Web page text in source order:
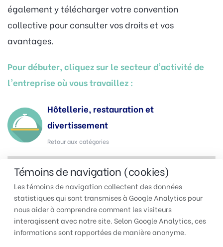
Témoins de navigation (cookies)
Les témoins de navigation collectent des données
statistiques qui sont transmises à Google Analytics pour
nous aider à comprendre comment les visiteurs
interagissent avec notre site. Selon Google Analytics, ces
informations sont rapportées de manière anonyme.
également y télécharger votre convention
collective pour consulter vos droits et vos
avantages.
Pour débuter, cliquez sur le secteur d'activité de
l'entreprise où vous travaillez :
Hôtellerie, restauration et
divertissement
Retour aux catégories
TUAC QUÉBEC | Pour faire